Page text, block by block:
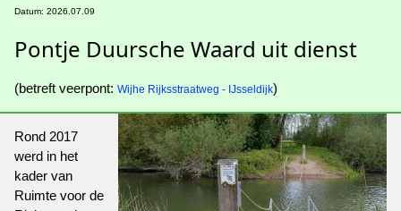
Datum: 2026.07.09
Pontje Duursche Waard uit dienst
(betreft veerpont: Wijhe Rijksstraatweg - IJsseldijk)
Rond 2017
werd in het
kader van
Ruimte voor de